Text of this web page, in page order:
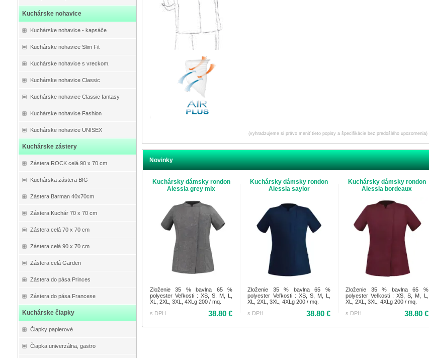
Kuchárske nohavice
Kuchárske nohavice - kapsáče
Kuchárske nohavice Slim Fit
Kuchárske nohavice s vreckom.
Kuchárske nohavice Classic
Kuchárske nohavice Classic fantasy
Kuchárske nohavice Fashion
Kuchárske nohavice UNISEX
Kuchárske zástery
Zástera ROCK celá 90 x 70 cm
Kuchárska zástera BIG
Zástera Barman 40x70cm
Zástera Kuchár 70 x 70 cm
Zástera celá 70 x 70 cm
Zástera celá 90 x 70 cm
Zástera celá Garden
Zástera do pása Princes
Zástera do pása Francese
Kuchárske čiapky
Čiapky papierové
Čiapka univerzálna, gastro
(vyhradzujeme si právo meniť tieto popisy a špecifikácie bez predošlého upozornenia)
Novinky
Kuchársky dámsky rondon
Alessia grey mix
Zloženie 35 % bavlna 65 %
polyester Veľkosti : XS, S, M, L,
XL, 2XL, 3XL, 4XLg 200 / mq.
s DPH
38.80 €
Kuchársky dámsky rondon
Alessia saylor
Zloženie 35 % bavlna 65 %
polyester Veľkosti : XS, S, M, L,
XL, 2XL, 3XL, 4XLg 200 / mq.
s DPH
38.80 €
Kuchársky dámsky rondon
Alessia bordeaux
Zloženie 35 % bavlna 65 %
polyester Veľkosti : XS, S, M, L,
XL, 2XL, 3XL, 4XLg 200 / mq.
s DPH
38.80 €